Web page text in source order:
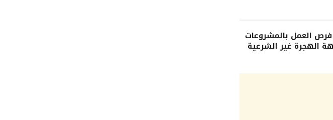
العمل بالمشروعات
الهجرة غير الشرعية